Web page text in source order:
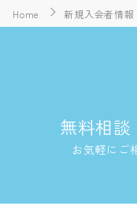
Home 新規入会者情報
無料相談
お気軽にご